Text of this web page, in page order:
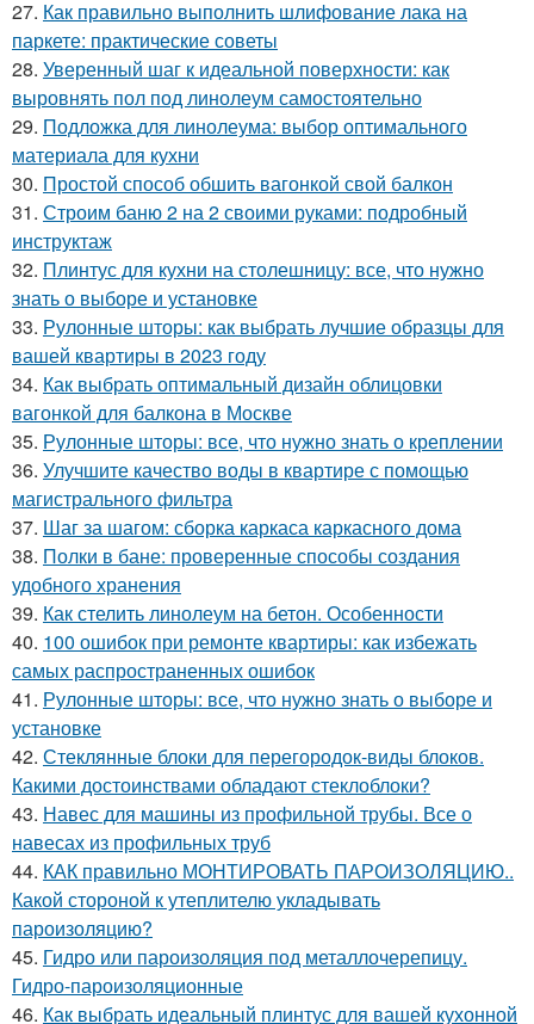
27. Как правильно выполнить шлифование лака на
паркете: практические советы
28. Уверенный шаг к идеальной поверхности: как
выровнять пол под линолеум самостоятельно
29. Подложка для линолеума: выбор оптимального
материала для кухни
30. Простой способ обшить вагонкой свой балкон
31. Строим баню 2 на 2 своими руками: подробный
инструктаж
32. Плинтус для кухни на столешницу: все, что нужно
знать о выборе и установке
33. Рулонные шторы: как выбрать лучшие образцы для
вашей квартиры в 2023 году
34. Как выбрать оптимальный дизайн облицовки
вагонкой для балкона в Москве
35. Рулонные шторы: все, что нужно знать о креплении
36. Улучшите качество воды в квартире с помощью
магистрального фильтра
37. Шаг за шагом: сборка каркаса каркасного дома
38. Полки в бане: проверенные способы создания
удобного хранения
39. Как стелить линолеум на бетон. Особенности
40. 100 ошибок при ремонте квартиры: как избежать
самых распространенных ошибок
41. Рулонные шторы: все, что нужно знать о выборе и
установке
42. Стеклянные блоки для перегородок-виды блоков.
Какими достоинствами обладают стеклоблоки?
43. Навес для машины из профильной трубы. Все о
навесах из профильных труб
44. КАК правильно МОНТИРОВАТЬ ПАРОИЗОЛЯЦИЮ..
Какой стороной к утеплителю укладывать
пароизоляцию?
45. Гидро или пароизоляция под металлочерепицу.
Гидро-пароизоляционные
46. Как выбрать идеальный плинтус для вашей кухонной